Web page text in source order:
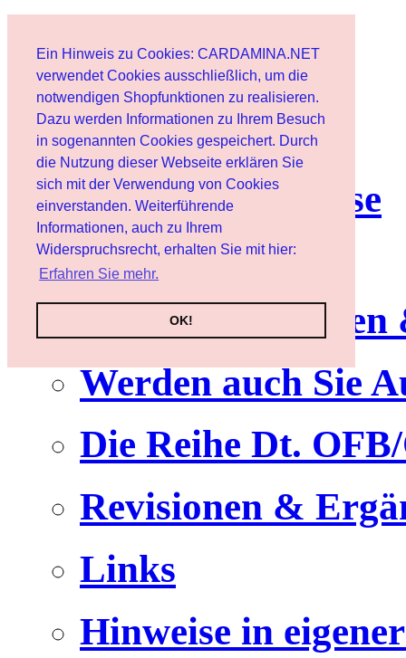
Ein Hinweis zu Cookies: CARDAMINA.NET
verwendet Cookies ausschließlich, um die
notwendigen Shopfunktionen zu realisieren.
Dazu werden Informationen zu Ihrem Besuch
in sogenannten Cookies gespeichert. Durch
die Nutzung dieser Webseite erklären Sie
sich mit der Verwendung von Cookies
einverstanden. Weiterführende
Informationen, auch zu Ihrem
Widerspruchsrecht, erhalten Sie mit hier:
Erfahren Sie mehr.
OK!
User
Newsletter
Nutzungshinweise
Service
Werden auch Sie
Die Reihe Dt.
Revisionen &
Links
Hinweise in